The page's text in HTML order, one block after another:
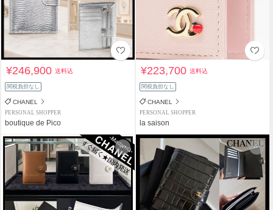
¥246,900送料込
関税負担なし
CHANEL
PERSONAL SHOPPER
boutique de Pico
¥223,700送料込
関税負担なし
CHANEL
PERSONAL SHOPPER
la saison